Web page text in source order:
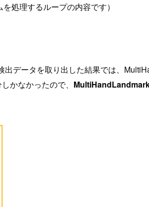
処理するループの内容です）
出データを取り出した結果では、
かなかったので、